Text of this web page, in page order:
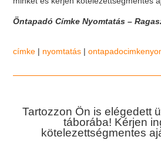
Öntapadó Címke Nyomtatás –
címke | nyomtatás |
Tartozzon Ön is elégedett
táborába! Kérjen
kötelezettségmentes